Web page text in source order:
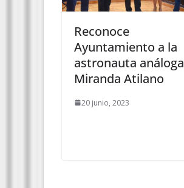
Reconoce
Ayuntamiento a la
astronauta análoga
Miranda Atilano
20 junio, 2023